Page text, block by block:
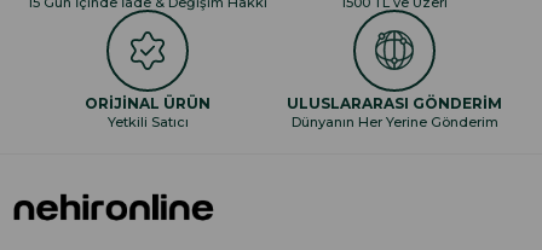
ORİJİNAL ÜRÜN
Yetkili Satıcı
ULUSLARARASI GÖNDERİM
Dünyanın Her Yerine Gönderim